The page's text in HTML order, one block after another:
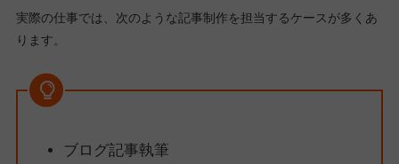
実際の仕事では、次のような記事制作を担当するケースが多くあ
ります。
ブログ記事執筆